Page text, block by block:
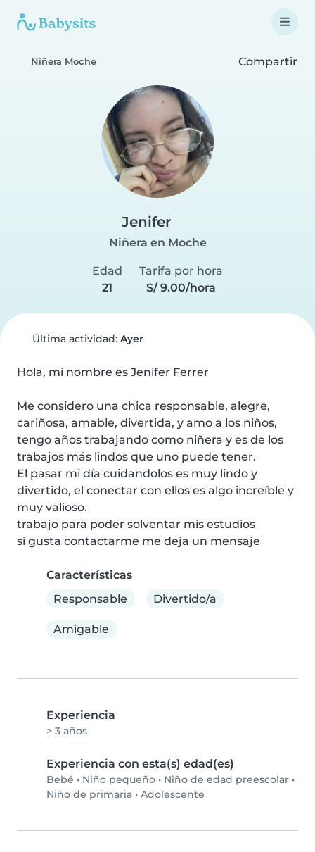
Niñera Moche Compartir
Jenifer
Niñera en Moche
Edad
21
Tarifa por hora
S/ 9.00/hora
Última actividad: Ayer
Hola, mi nombre es Jenifer Ferrer
Me considero una chica responsable, alegre,
cariñosa, amable, divertida, y amo a los niños,
tengo años trabajando como niñera y es de los
trabajos más lindos que uno puede tener.
El pasar mi día cuidandolos es muy lindo y
divertido, el conectar con ellos es algo increíble y
muy valioso.
trabajo para poder solventar mis estudios
si gusta contactarme me deja un mensaje
Características
Responsable
Divertido/a
Amigable
Experiencia
> 3 años
Experiencia con esta(s) edad(es)
Bebé • Niño pequeño • Niño de edad preescolar •
Niño de primaria • Adolescente